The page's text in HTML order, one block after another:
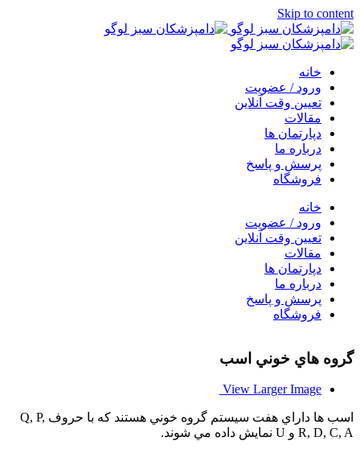
Skip to content
خانه
ورود / عضویت
تعیین وقت آنلاین
مقالات
دپارتمان ها
درباره ما
پرسش و پاسخ
فروشگاه
خانه
ورود / عضویت
تعیین وقت آنلاین
مقالات
دپارتمان ها
درباره ما
پرسش و پاسخ
فروشگاه
گروه هاي خوني اسب
View Larger Image
اسب ها داراي هفت سيستم گروه خوني هستند كه با حروف Q, P,
R, D, C, A و U نمايش داده مي شوند.